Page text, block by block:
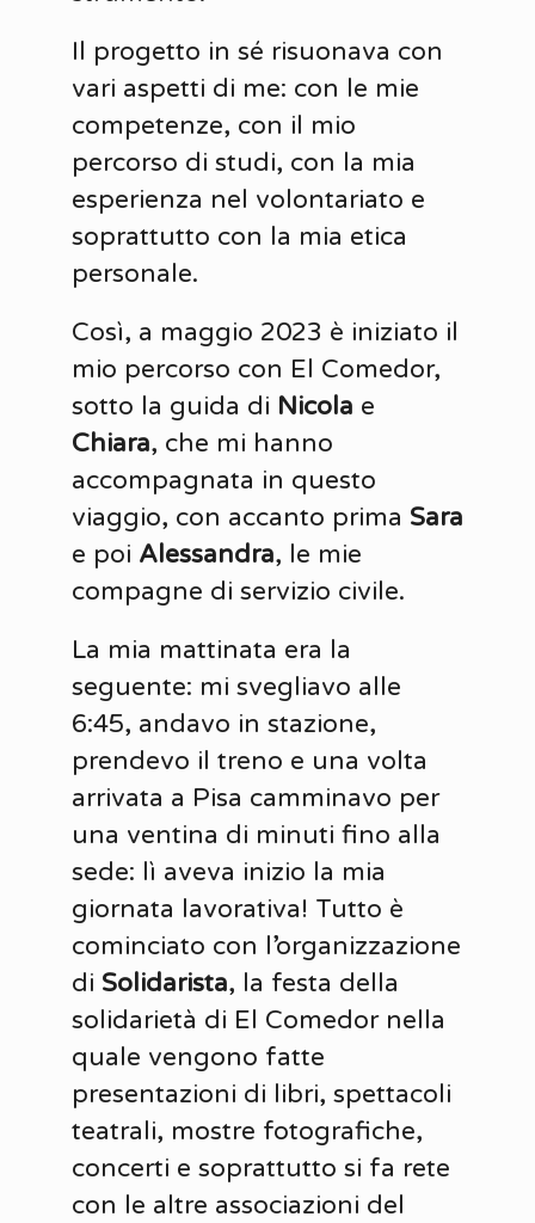
Il progetto in sé risuonava con
vari aspetti di me: con le mie
competenze, con il mio
percorso di studi, con la mia
esperienza nel volontariato e
soprattutto con la mia etica
personale.
Così, a maggio 2023 è iniziato il
mio percorso con El Comedor,
sotto la guida di Nicola e
Chiara, che mi hanno
accompagnata in questo
viaggio, con accanto prima Sara
e poi Alessandra, le mie
compagne di servizio civile.
La mia mattinata era la
seguente: mi svegliavo alle
6:45, andavo in stazione,
prendevo il treno e una volta
arrivata a Pisa camminavo per
una ventina di minuti fino alla
sede: lì aveva inizio la mia
giornata lavorativa! Tutto è
cominciato con l’organizzazione
di Solidarista, la festa della
solidarietà di El Comedor nella
quale vengono fatte
presentazioni di libri, spettacoli
teatrali, mostre fotografiche,
concerti e soprattutto si fa rete
con le altre associazioni del